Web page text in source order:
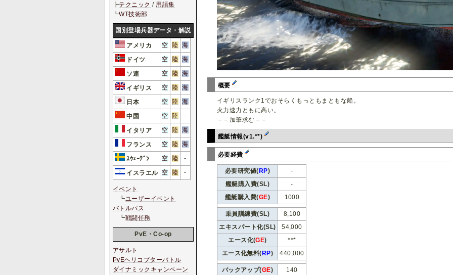
概要
イギリスランク1でおそらくもっともまともな船。
火力速力ともに高い。
－－加筆求む－－
艦艇情報(v1.**)
必要経費
必要研究値( RP)
-
艦艇購入費(SL)
-
艦艇購入費(GE) 1000
乗員訓練費(SL)
8,100
エキスパート化(SL)
54,000
エース化(GE)
***
エース化無料( RP) 440,000
バックアップ(GE)
140
┣テクニック / 用語集
┗WT技術部
国別登場兵器データ・解説
アメリカ 空 陸 海
ドイツ 空 陸 海
ソ連 空 陸 海
イギリス 空 陸 海
日本 空 陸 海
中国 空 陸 -
イタリア 空 陸 海
フランス 空 陸 海
ｽｳｪｰﾃﾞﾝ 空 陸 -
イスラエル 空 陸 -
イベント
┗ ユーザーイベント
バトルパス
┗戦闘任務
PvE・Co-op
アサルト
PvEヘリコプターバトル
ダイナミックキャンペーン